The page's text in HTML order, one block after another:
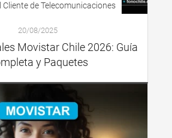
Cliente de Telecomunicaciones
20/08/2025
Movistar Chile 2026: Guía
y Paquetes